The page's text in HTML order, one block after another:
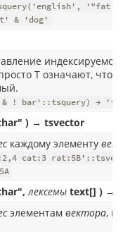
& 'dog'
T означают, что
& ! bar'::tsquery) →
) → tsvector
каждому элементу
cat:3
лексемы text[] ) →
элементам вектора,